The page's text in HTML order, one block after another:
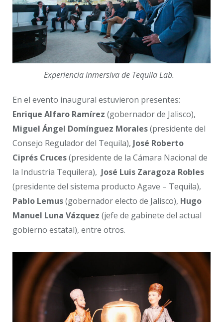
Experiencia inmersiva de Tequila Lab.
En el evento inaugural estuvieron presentes:
Enrique Alfaro Ramírez (gobernador de Jalisco),
Miguel Ángel Domínguez Morales(presidente del
Consejo Regulador del Tequila), José Roberto
Ciprés Cruces(presidente de la Cámara Nacional de
la Industria Tequilera), José Luis Zaragoza Robles
(presidente del sistema producto Agave – Tequila),
Pablo Lemus(gobernador electo de Jalisco), Hugo
Manuel Luna Vázquez (jefe de gabinete del actual
gobierno estatal), entre otros.